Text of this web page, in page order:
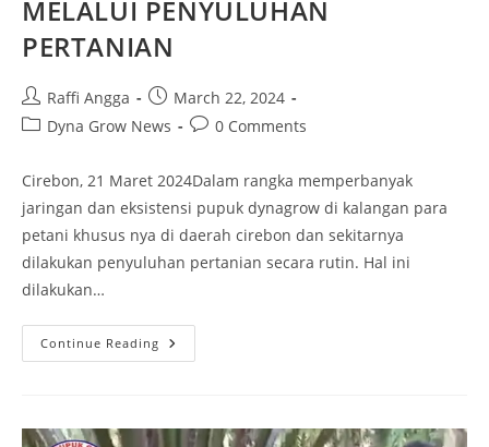
MELALUI PENYULUHAN
PERTANIAN
Raffi Angga
March 22, 2024
Dyna Grow News
0 Comments
Cirebon, 21 Maret 2024Dalam rangka memperbanyak
jaringan dan eksistensi pupuk dynagrow di kalangan para
petani khusus nya di daerah cirebon dan sekitarnya
dilakukan penyuluhan pertanian secara rutin. Hal ini
dilakukan…
Continue Reading